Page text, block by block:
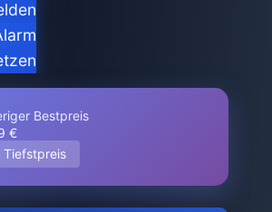
Bestpreis
€
Tiefstpreis